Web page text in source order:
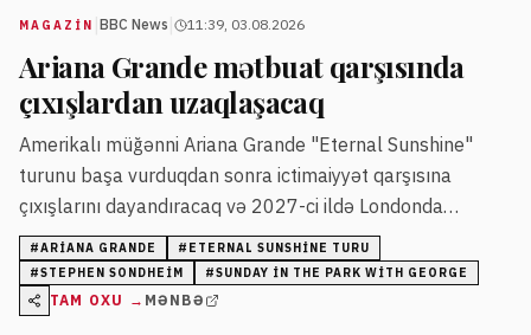
MAGAZİN BBC News 11:39, 03.08.2026
Ariana Grande mətbuat qarşısında
çıxışlardan uzaqlaşacaq
Amerikalı müğənni Ariana Grande "Eternal Sunshine"
turunu başa vurduqdan sonra ictimaiyyət qarşısına
çıxışlarını dayandıracaq və 2027-ci ildə Londonda
keçiriləcək yeni musiqili tamaşada iştirak etməyəcək.
Onun nümayişləri davamlı diqqət və tənqid obyektinə
çevrilib.
#ARIANA GRANDE # ETERNAL SUNSHINE TURU
#STEPHEN SONDHEIM #SUNDAY IN THE PARK WITH GEORGE
TAM OXU → MƏNBƏ